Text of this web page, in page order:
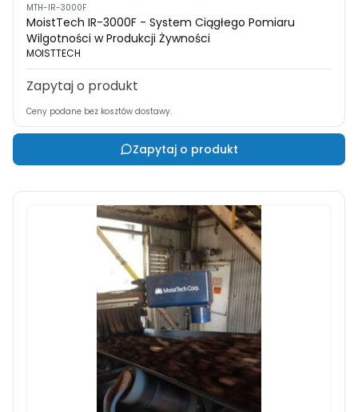
MTH-IR-3000F
MoistTech IR-3000F - System Ciągłego Pomiaru
Wilgotności w Produkcji Żywności
MOISTTECH
Zapytaj o produkt
Ceny podane bez kosztów dostawy.
Zapytaj o produkt